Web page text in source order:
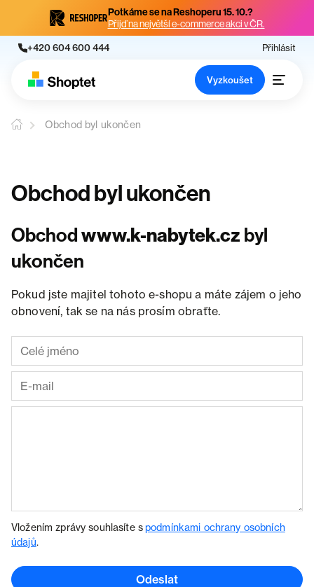
Potkáme se na Reshoperu 15. 10.?
Přijď na největší e-commerce akci v ČR.
+420 604 600 444 Přihlásit
Vyzkoušet
Obchod byl ukončen
Obchod byl ukončen
Obchodwww.k-nabytek.cz byl
ukončen
Pokud jste majitel tohoto e-shopu a máte zájem o jeho
obnovení, tak se na nás prosím obraťte.
Vložením zprávy souhlasíte spodmínkami ochrany osobních
údajů.
Odeslat